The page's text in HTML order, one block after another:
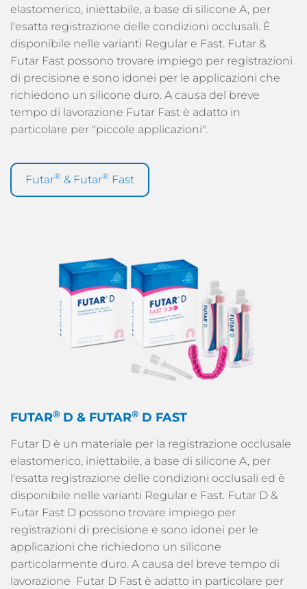
elastomerico, iniettabile, a base di silicone A, per
l'esatta registrazione delle condizioni occlusali. È
disponibile nelle varianti Regular e Fast. Futar &
Futar Fast possono trovare impiego per registrazioni
di precisione e sono idonei per le applicazioni che
richiedono un silicone duro. A causa del breve
tempo di lavorazione Futar Fast è adatto in
particolare per "piccole applicazioni".
Futar® & Futar® Fast
FUTAR® D & FUTAR® D FAST
Futar D è un materiale per la registrazione occlusale
elastomerico, iniettabile, a base di silicone A, per
l'esatta registrazione delle condizioni occlusali ed è
disponibile nelle varianti Regular e Fast. Futar D &
Futar Fast D possono trovare impiego per
registrazioni di precisione e sono idonei per le
applicazioni che richiedono un silicone
particolarmente duro. A causa del breve tempo di
lavorazione Futar D Fast è adatto in particolare per